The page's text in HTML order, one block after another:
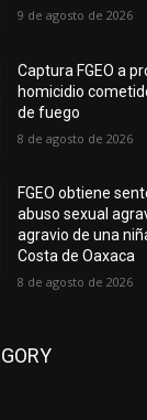
9 de agosto de 2026
Captura FGEO a
homicidio
de fuego
8 de agosto de 2026
FGEO obtiene
abuso sexual
agravio de una
Costa de Oaxaca
8 de agosto de 2026